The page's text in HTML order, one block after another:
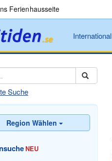
Ferienhausseite
International
Suche
Region Wählen
NEU